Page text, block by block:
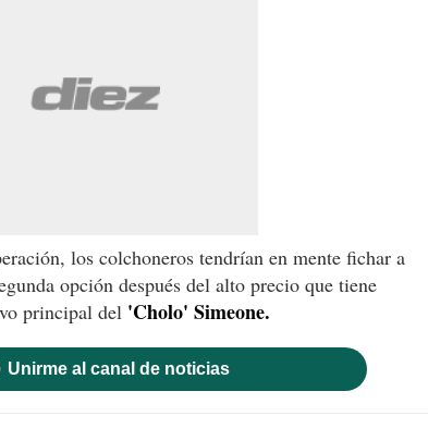
los colchoneros tendrían en mente fichar a
opción después del alto precio que tiene
principal del 'Cholo' Simeone.
Unirme al canal de noticias